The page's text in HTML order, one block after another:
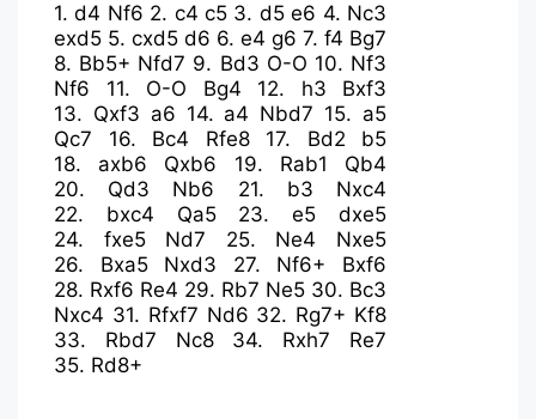
1.d4 Nf6 2. c4 c5 3. d5 e6 4. Nc3
exd5 5. cxd5 d6 6. e4 g6 7. f4 Bg7
8. Bb5+ Nfd7 9. Bd3 O-O 10. Nf3
Nf6
11. O-O Bg4 12. h3
Bxf3
13. Qxf3 a6 14. a4 Nbd7 15. a5
Qc7
16. Bc4 Rfe8 17. Bd2
b5
18. axb6 Qxb6 19. Rab1
Qb4
20. Qd3 Nb6 21. b3
Nxc4
22. bxc4 Qa5 23.e5
dxe5
24. fxe5 Nd7 25. Ne4
Nxe5
26. Bxa5 Nxd3 27. Nf6+
Bxf6
28. Rxf6 Re4 29. Rb7 Ne5 30. Bc3
Nxc4 31. Rfxf7 Nd6 32. Rg7+ Kf8
33. Rbd7 Nc8 34. Rxh7
Re7
35. Rd8+